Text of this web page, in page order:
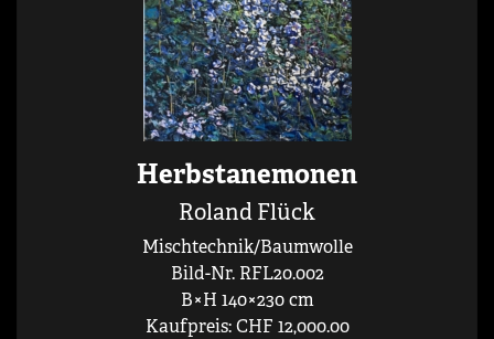
Herbstanemonen
Roland Flück
Mischtechnik/Baumwolle
Bild-Nr. RFL20.002
B×H 140×230 cm
Kaufpreis: CHF 12,000.00